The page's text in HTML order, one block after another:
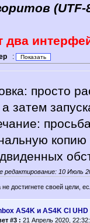
(UTF-
два
:
просто
а затем
редактирование: 10 Июль
не достигнете своей цели,
AS4K и AS4K CI UHD
#3 : 21 Апрель 2020,